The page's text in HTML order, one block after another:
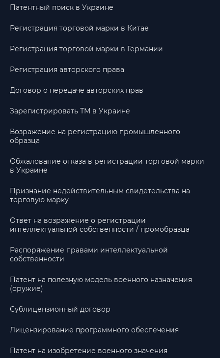
Патентный поиск в Украине
Регистрация торговой марки в Китае
Регистрация торговой марки в Германии
Регистрация авторского права
Договор о передаче авторских прав
Зарегистрировать ТМ в Украине
Возражение на регистрацию промышленного
образца
Обжалование отказа в регистрации торговой марки
в Украине
Признание недействительным свидетельства на
торговую марку
Ответ на возражение о регистрации
интеллектуальной собственности / промобразца
Распоряжение правами интеллектуальной
собственности
Патент на полезную модель военного назначения
(оружие)
Сублицензионный договор
Лицензирование программного обеспечения
Патент на изобретение военного значения